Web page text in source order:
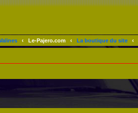
‹ Le-Pajero.com ‹ La boutique du site ‹